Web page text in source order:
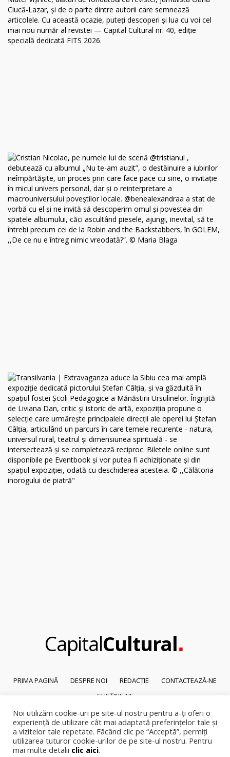
CapitalCultural.
PRIMA PAGINĂ DESPRE NOI REDACȚIE
CONTACTEAZĂ-NE
SUSȚINE-NE
© 2026Capital Cultural
Reproducerea integrală sau parțială a textelor sau a ilustrațiilor din orice
pagină a site-ului este posibilă numai cu acordul prealabil scris al Capital
Noi utilizăm cookie-uri pe site-ul nostru pentru a-ți oferi o
experiență de utilizare cât mai adaptată preferințelor tale și
a vizitelor tale repetate. Făcând clic pe “Acceptă”, permiți
utilizarea tuturor cookie-urilor de pe site-ul nostru. Pentru
mai multe detalii clic aici.